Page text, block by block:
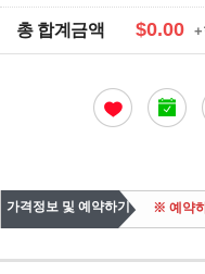
총 합계금액 $0.00 +
가격정보 및 예약하기 ※ 예약